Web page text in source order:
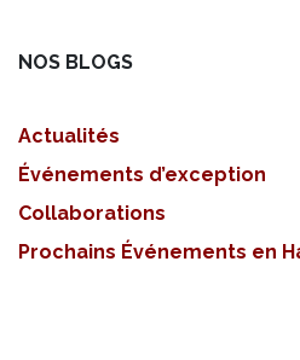
NOS BLOGS
Actualités
Événements d’exception
Collaborations
Prochains Événements en